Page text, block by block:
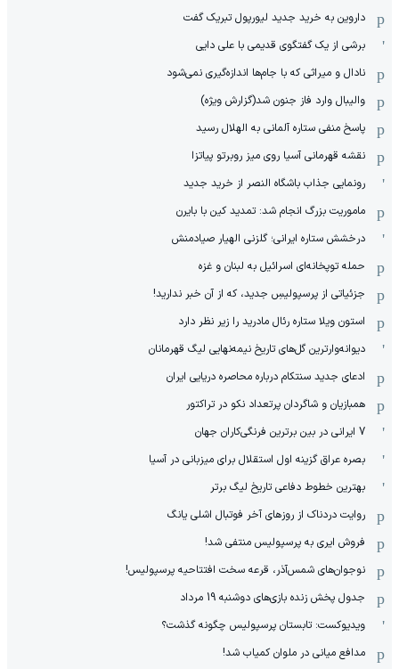
داروین به خرید جدید لیورپول تبریک گفت
برشی از یک گفتگوی قدیمی با علی دایی
نادال و میراثی که با جام‌ها اندازه‌گیری نمی‌شود
والیبال وارد فاز جنون شد(گزارش ویژه)
پاسخ منفی ستاره آلمانی به الهلال رسید
نقشه قهرمانی آسیا روی میز روبرتو پیاتزا
رونمایی جذاب باشگاه النصر از خرید جدید
ماموریت بزرگ انجام شد: تمدید کین با بایرن
درخشش ستاره ایرانی؛ گلزنی الهیار صیادمنش
حمله توپخانه‌ای اسرائیل به لبنان و غزه
جزئیاتی از پرسپولیسِ جدید، که از آن ‌خبر ندارید!
استون ویلا ستاره رئال مادرید را زیر نظر دارد
دیوانه‌وارترین گل‌های تاریخ نیمه‌نهایی لیگ قهرمانان
ادعای جدید سنتکام درباره محاصره دریایی ایران
همبازیان و شاگردان پرتعداد نکو در تراکتور
7 ایرانی در بین برترین فرنگی‌کاران جهان
بصره عراق گزینه اول استقلال برای میزبانی در آسیا
بهترین خطوط دفاعی تاریخ لیگ برتر
روایت دردناک از روزهای آخر فوتبال اشلی یانگ
فروش ایری به پرسپولیس منتفی شد!
نوجوان‌های شمس‌آذر، قرعه سخت افتتاحیه پرسپولیس!
جدول پخش زنده بازی‌های دوشنبه 19 مرداد
ویدیوکست: تابستان پرسپولیس چگونه گذشت؟
مدافع میانی در ملوان کمیاب شد!